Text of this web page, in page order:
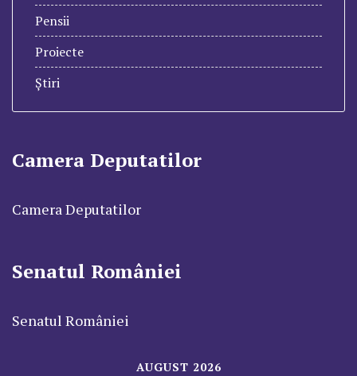
Pensii
Proiecte
Știri
Camera Deputatilor
Camera Deputatilor
Senatul României
Senatul României
AUGUST 2026